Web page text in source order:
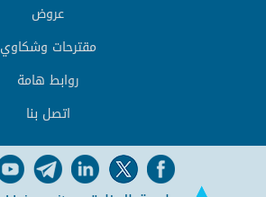
عروض
مقترحات وشكاوي
روابط هامة
اتصل بنا